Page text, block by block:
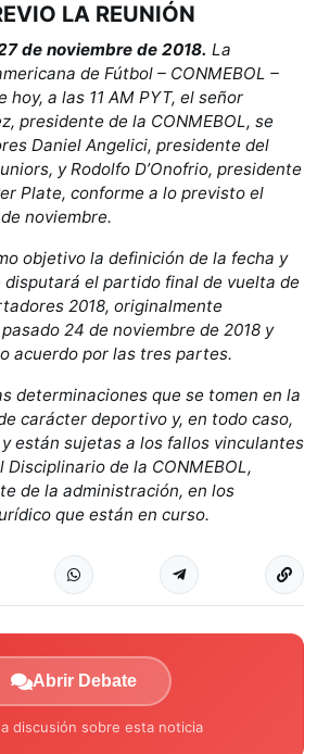
LA REUNIÓN
de noviembre de 2018. La
de Fútbol – CONMEBOL –
hoy, a las 11 AM PYT, el señor
presidente de la CONMEBOL, se
Daniel Angelici, presidente del
y Rodolfo D’Onofrio, presidente
Plate, conforme a lo previsto el
noviembre.
objetivo la definición de la fecha y
disputará el partido final de vuelta de
2018, originalmente
24 de noviembre de 2018 y
acuerdo por las tres partes.
determinaciones que se tomen en la
carácter deportivo y, en todo caso,
están sujetas a los fallos vinculantes
de la CONMEBOL,
de la administración, en los
que están en curso.
Abrir Debate
discusión sobre esta noticia